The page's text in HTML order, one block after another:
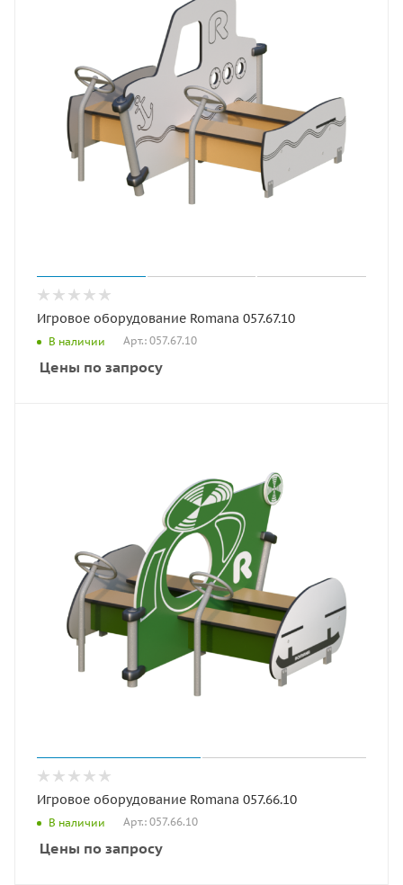
Игровое оборудование Romana 057.67.10
В наличии Арт.: 057.67.10
Цены по запросу
Игровое оборудование Romana 057.66.10
В наличии Арт.: 057.66.10
Цены по запросу